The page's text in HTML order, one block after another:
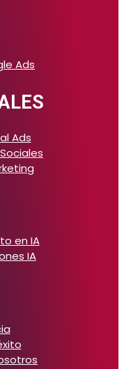
Ads
Ads
en IA
IA